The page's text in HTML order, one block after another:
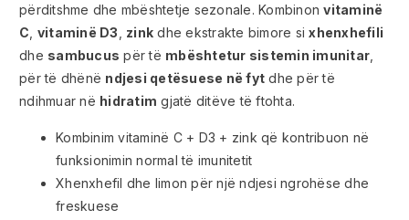
përditshme dhe mbështetje sezonale. Kombinonvitaminë
C vitaminë D3 zink dhe ekstrakte bimore sixhenxhefili
dhe sambucus për të mbështetur sistemin imunitar
për të dhënë ndjesi qetësuese në fyt dhe për të
ndihmuar në hidratim gjatë ditëve të ftohta.
Kombinim vitaminë C + D3 + zink që kontribuon në
funksionimin normal të imunitetit
Xhenxhefil dhe limon për një ndjesi ngrohëse dhe
freskuese